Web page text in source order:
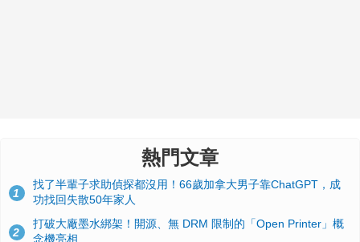
熱門文章
1
找了半輩子求助偵探都沒用！66歲加拿大男子靠ChatGPT，成
功找回失散50年家人
2
打破大廠墨水綁架！開源、無 DRM 限制的「Open Printer」概
念機亮相